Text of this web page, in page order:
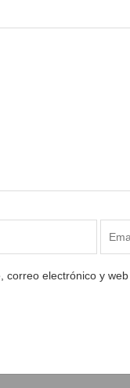
correo electrónico y